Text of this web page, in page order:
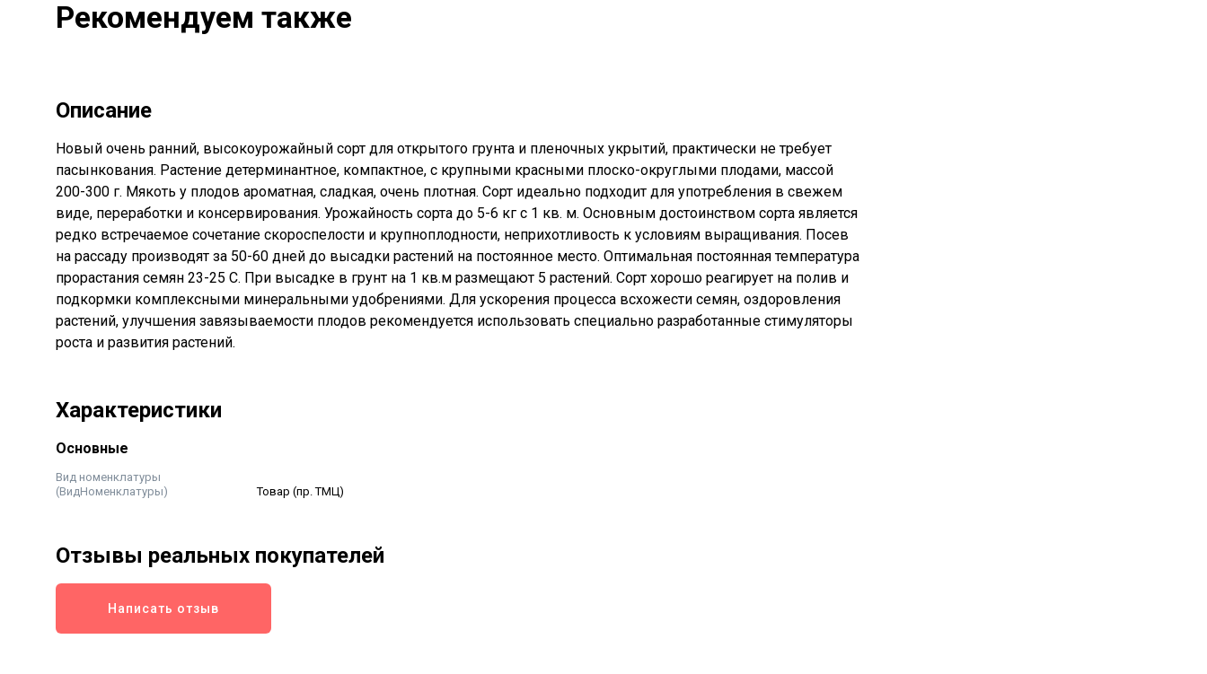
Рекомендуем также
Описание
Новый очень ранний, высокоурожайный сорт для открытого грунта и пленочных укрытий, практически не требует
пасынкования. Растение детерминантное, компактное, с крупными красными плоско-округлыми плодами, массой
200-300 г. Мякоть у плодов ароматная, сладкая, очень плотная. Сорт идеально подходит для употребления в свежем
виде, переработки и консервирования. Урожайность сорта до 5-6 кг с 1 кв. м. Основным достоинством сорта является
редко встречаемое сочетание скороспелости и крупноплодности, неприхотливость к условиям выращивания. Посев
на рассаду производят за 50-60 дней до высадки растений на постоянное место. Оптимальная постоянная температура
прорастания семян 23-25 С. При высадке в грунт на 1 кв.м размещают 5 растений. Сорт хорошо реагирует на полив и
подкормки комплексными минеральными удобрениями. Для ускорения процесса всхожести семян, оздоровления
растений, улучшения завязываемости плодов рекомендуется использовать специально разработанные стимуляторы
роста и развития растений.
Характеристики
Основные
Вид номенклатуры
(ВидНоменклатуры)
Товар (пр. ТМЦ)
Отзывы реальных покупателей
Написать отзыв